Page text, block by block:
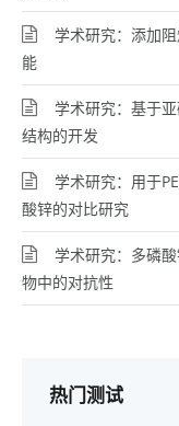
学术研究：添加
能
学术研究：基于
结构的开发
学术研究：用于
酸锌的对比研究
学术研究：多磷
物中的对抗性
热门测试